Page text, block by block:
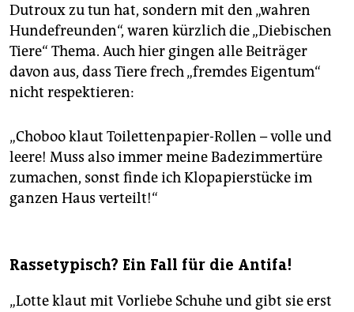
Dutroux zu tun hat, sondern mit den „wahren
Hundefreunden“, waren kürzlich die „Diebischen
Tiere“ Thema. Auch hier gingen alle Beiträger
davon aus, dass Tiere frech „fremdes Eigentum“
nicht respektieren:
„Choboo klaut Toilettenpapier-Rollen – volle und
leere! Muss also immer meine Badezimmertüre
zumachen, sonst finde ich Klopapierstücke im
ganzen Haus verteilt!“
Rassetypisch? Ein Fall für die Antifa!
„Lotte klaut mit Vorliebe Schuhe und gibt sie erst